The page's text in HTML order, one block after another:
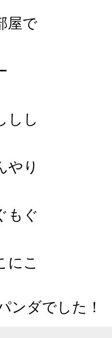
屋で
しし
やり
もぐ
にこ
ンダでした！